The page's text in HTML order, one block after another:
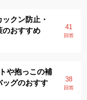
クン防止・
のおすすめ
41
回答
や抱っこの補
ッグのおすす
38
回答